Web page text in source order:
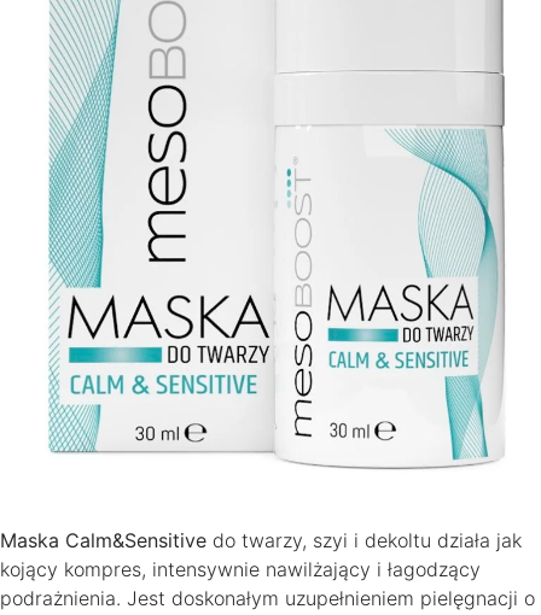
Maska Calm&Sensitive do twarzy, szyi i dekoltu działa jak
kojący kompres, intensywnie nawilżający i łagodzący
podrażnienia. Jest doskonałym uzupełnieniem pielęgnacji o